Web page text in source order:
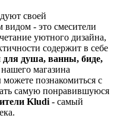
своей
- это смесители
уютного дизайна,
содержит в себе
для душа, ванны, биде,
магазина
познакомиться с
самую понравившуюся
Kludi - самый